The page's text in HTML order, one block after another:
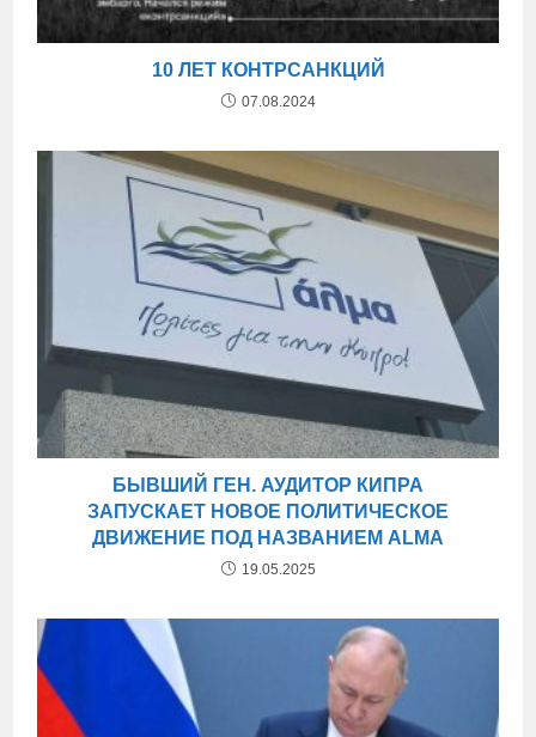
10 ЛЕТ КОНТРСАНКЦИЙ
07.08.2024
БЫВШИЙ ГЕН. АУДИТОР КИПРА
ЗАПУСКАЕТ НОВОЕ ПОЛИТИЧЕСКОЕ
ДВИЖЕНИЕ ПОД НАЗВАНИЕМ ALMA
19.05.2025